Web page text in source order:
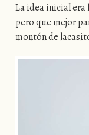
La idea inicial
pero que mejor
montón de